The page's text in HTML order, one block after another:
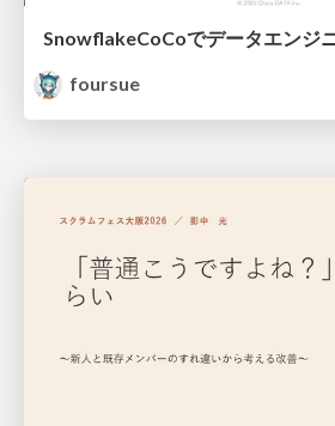
SnowflakeCoCoでデータエンジ
foursue